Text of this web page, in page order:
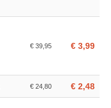
€ 39,95 € 3,99
€ 24,80 € 2,48